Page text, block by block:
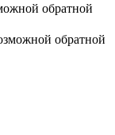
обратной
обратной